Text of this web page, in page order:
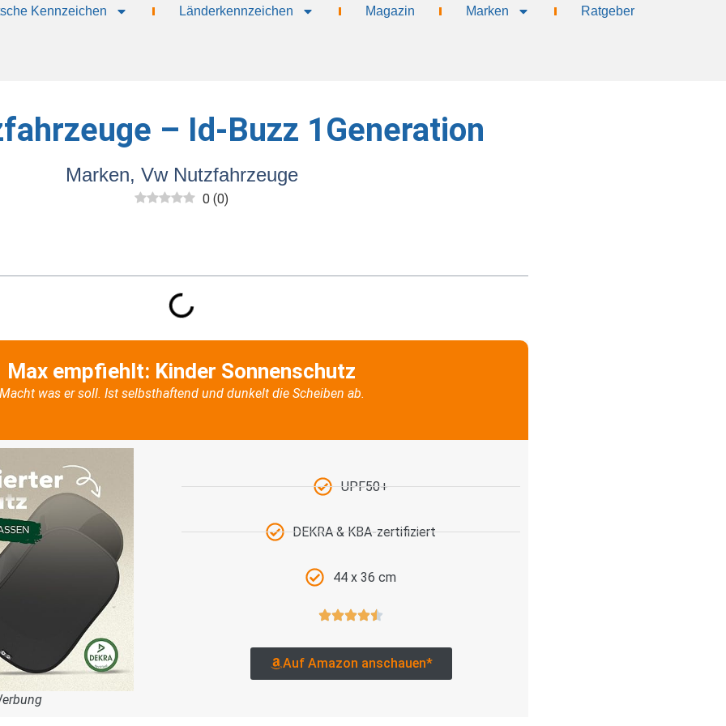
Kennzeichen Länderkennzeichen Magazin Marken Ratgeber
– Id-Buzz 1Generation
Marken, Vw Nutzfahrzeuge
0 (0)
Max empfiehlt: Kinder Sonnenschutz
was er soll. Ist selbsthaftend und dunkelt die Scheiben ab.
UPF50+
DEKRA & KBA-zertifiziert
44 x 36 cm
Auf Amazon anschauen*